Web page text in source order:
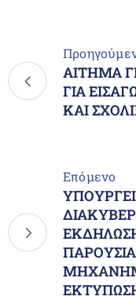
ΑΙΤΗΜΑ
ΓΙΑ
ΚΑΙ
Επόμενο